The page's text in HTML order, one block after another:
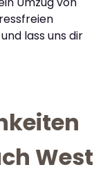
lass uns dir
West